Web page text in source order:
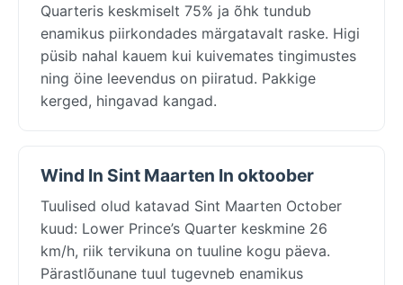
Quarteris keskmiselt 75% ja õhk tundub
enamikus piirkondades märgatavalt raske. Higi
püsib nahal kauem kui kuivemates tingimustes
ning öine leevendus on piiratud. Pakkige
kerged, hingavad kangad.
Wind In Sint Maarten In oktoober
Tuulised olud katavad Sint Maarten October
kuud: Lower Prince’s Quarter keskmine 26
km/h, riik tervikuna on tuuline kogu päeva.
Pärastlõunane tuul tugevneb enamikus